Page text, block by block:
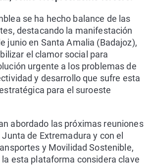
se ha hecho balance de las
destacando la manifestación
junio en Santa Amalia (Badajoz),
el clamor social para
urgente a los problemas de
y desarrollo que sufre esta
para el suroeste
abordado las próximas reuniones
de Extremadura y con el
y Movilidad Sostenible,
esta plataforma considera clave